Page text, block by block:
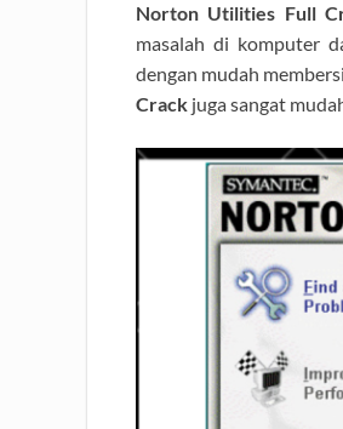
Norton Utilities Full
masalah di komputer
dengan mudah
Crack juga sangat